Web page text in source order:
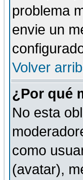
problema
envie un
Volver
¿Por qué
No esta
como
(avatar),